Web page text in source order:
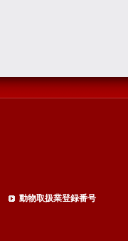
動物取扱業登録番号